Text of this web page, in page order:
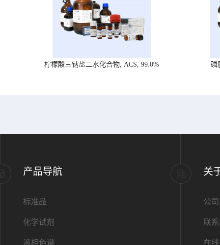
柠檬酸三钠盐二水化合物, ACS, 99.0% 磷
产品导航
标准品
化学试剂
液相色谱
关
公
联
在